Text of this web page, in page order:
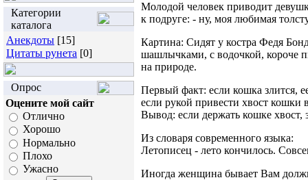
Категории
каталога
Анекдоты [15]
Цитаты рунета [0]
Опрос
Оцените мой сайт
Отлично
Хорошо
Нормально
Плохо
Ужасно
Молодой человек приводит
к подруге: - ну, моя любимая
Картина: Сидят у костра Федя
шашлычками, с водочкой, короче
на природе.
Первый факт: если кошка злится,
если рукой привести хвост кошки
Вывод: если держать кошке хвост,
Из словаря современного языка:
Летописец - лето кончилось.
Иногда женщина бывает Вам